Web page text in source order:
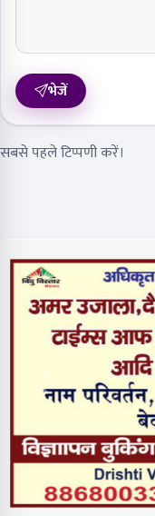
भेजें
सबसे पहले टिप्पणी करें।